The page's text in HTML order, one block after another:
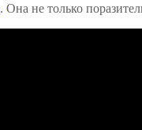
. Она не только